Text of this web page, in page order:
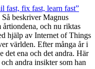
fast, fix fast, learn fast”
beskriver Magnus
årtiondena, och nu riktas
hjälp av Internet of Things
världen. Efter många år i
det ena och det andra. Här
andra insikter som han